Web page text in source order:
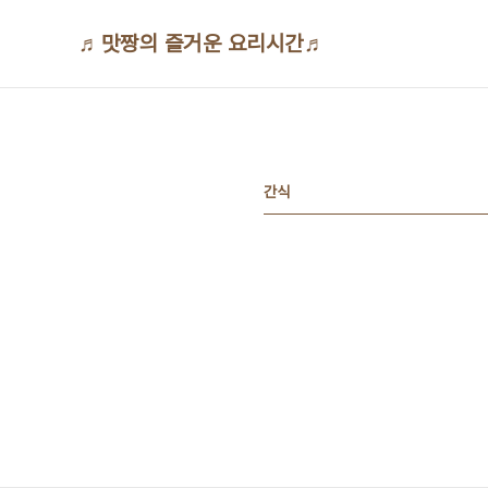
♬맛짱의 즐거운 요리시간♬
간식